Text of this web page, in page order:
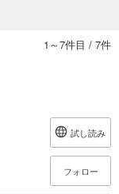
1～7件目 / 7件
試し読み
フォロー